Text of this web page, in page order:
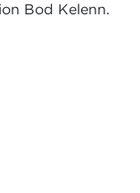
Bod Kelenn.